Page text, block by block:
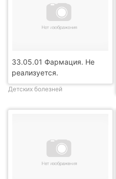
33.05.01 Фармация. Не
реализуется.
Детских болезней